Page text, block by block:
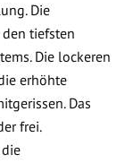
Die
tiefsten
Die lockeren
erhöhte
Das
frei.